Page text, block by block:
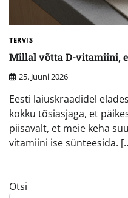
TERVIS
Millal võtta D-vitamiini,
25. Juuni 2026
Eesti laiuskraadidel
kokku tõsiasjaga, et
piisavalt, et meie keha
vitamiini ise sünteesida.
Otsi